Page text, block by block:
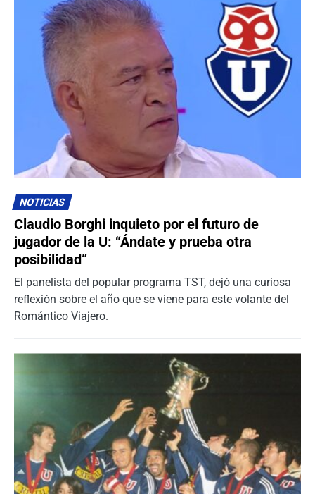
NOTICIAS
Claudio Borghi inquieto por el futuro de
jugador de la U: “Ándate y prueba otra
posibilidad”
El panelista del popular programa TST, dejó una curiosa
reflexión sobre el año que se viene para este volante del
Romántico Viajero.